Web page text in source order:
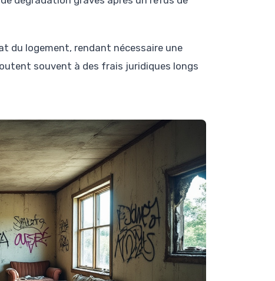
du logement, rendant nécessaire une
souvent à des frais juridiques longs